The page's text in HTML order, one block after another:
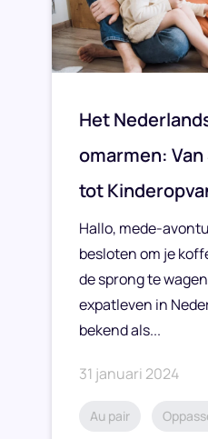
Het
omarmen:
tot
Hallo, mede-
besloten om je
de sprong te
expatleven in
bekend als...
31 januari 2024
Au pair